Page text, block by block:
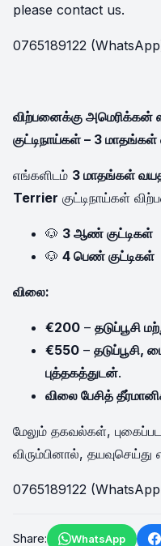
please contact us.
0765189122
விற்பனைக்கு அமெரிக்கன்
குட்டிநாய்கள் – 3 மாதங்கள்
எங்களிடம் 3 மாதங்கள்
Terrier குட்டிநாய்கள்
🐶 3 ஆண் குட்டிகள்
🐶 4 பெண் குட்டிகள்
விலை:
€200 – தடுப்பூசி
€550 – தடுப்பூசி,
புத்தகத்துடன்.
விலை பேசித்
மேலும் தகவல்கள்,
விரும்பினால்,
0765189122
Share: WhatsApp